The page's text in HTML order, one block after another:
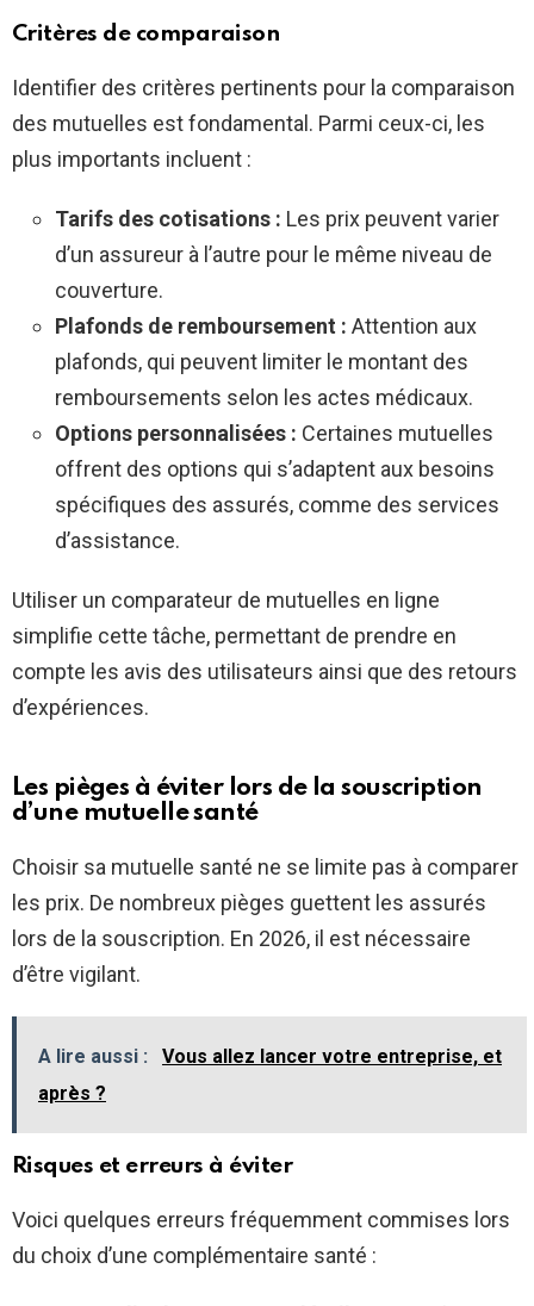
Critères de comparaison
Identifier des critères pertinents pour la comparaison
des mutuelles est fondamental. Parmi ceux-ci, les
plus importants incluent :
Tarifs des cotisations : Les prix peuvent varier
d’un assureur à l’autre pour le même niveau de
couverture.
Plafonds de remboursement : Attention aux
plafonds, qui peuvent limiter le montant des
remboursements selon les actes médicaux.
Options personnalisées : Certaines mutuelles
offrent des options qui s’adaptent aux besoins
spécifiques des assurés, comme des services
d’assistance.
Utiliser un comparateur de mutuelles en ligne
simplifie cette tâche, permettant de prendre en
compte les avis des utilisateurs ainsi que des retours
d’expériences.
Les pièges à éviter lors de la souscription
d’une mutuelle santé
Choisir sa mutuelle santé ne se limite pas à comparer
les prix. De nombreux pièges guettent les assurés
lors de la souscription. En 2026, il est nécessaire
d’être vigilant.
A lire aussi :
Vous allez lancer votre entreprise, et
après ?
Risques et erreurs à éviter
Voici quelques erreurs fréquemment commises lors
du choix d’une complémentaire santé :